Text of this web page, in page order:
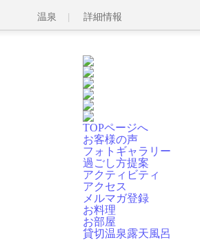
温泉 詳細情報
TOPページへ
お客様の声
フォトギャラリー
過ごし方提案
アクティビティ
アクセス
メルマガ登録
お料理
お部屋
貸切温泉露天風呂